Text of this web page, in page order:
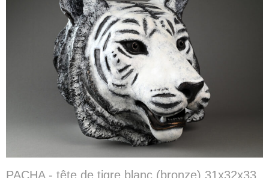
PACHA - tête de tigre blanc (bronze) 31x32x33